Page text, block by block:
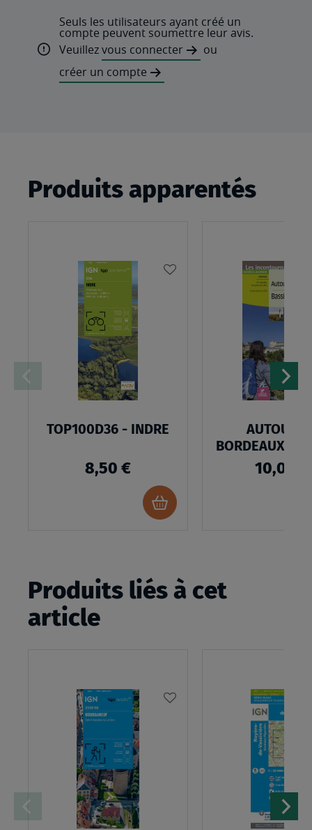
Seuls les utilisateurs ayant créé un
compte peuvent soumettre leur avis.
Veuillezvous connecter
ou
créer un compte
Produits apparentés
TOP100D36 - INDRE
8,50 €
Ajouter
au
AUTOUR
BORDEAUX &
10,00 €
Produits liés à cet
article